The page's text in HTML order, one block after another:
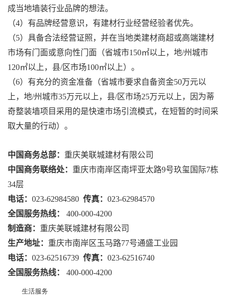
成当地墙装行业品牌的想法。
（4）有品牌经营意识，有建材行业经营经验者优先。
（5）具备合法经营证照，并在当地类建材商超或高端建材
市场有门面或意向性门面（省城市150㎡以上，地/州城市
120㎡以上，县/区市场100㎡以上）。
（6）有充分的资金准备（省城市要求自备资金50万元以
上，地/州城市35万元以上，县/区市场25万元以上，因为蒂
奇整装墙项目采用的是快速市场引流模式，在短暂的时间采
取大量的行动）。
中国商务总部： 重庆美联城建材有限公司
中国商务联络处： 重庆市南岸区南坪亚太路9号玖玺国际7栋
34层
电话： 023-62984580 传真： 023-62984570
全国服务热线：
400-000-4200
制造商： 重庆美联城建材有限公司
生产地址： 重庆市南岸区玉马路77号通盛工业园
电话： 023-62516739 传真： 023-62516740
全国服务热线：
400-000-4200